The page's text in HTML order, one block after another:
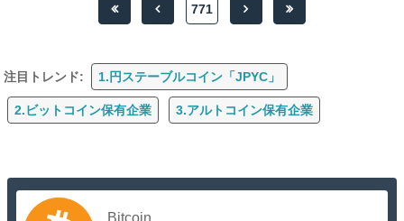
771
注目トレンド: 1.円ステーブルコイン「JPYC」
2.ビットコイン保有企業 3.アルトコイン保有企業
Bitcoin